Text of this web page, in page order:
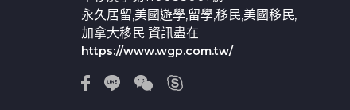
永久居留,美國遊學,留學,移民,美國移民,
加拿大移民 資訊盡在
https://www.wgp.com.tw/